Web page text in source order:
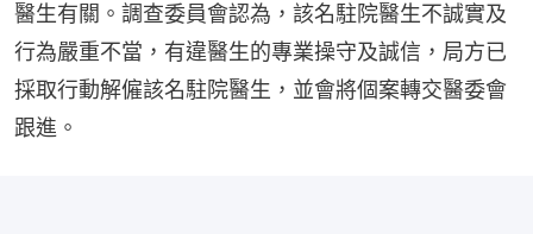
醫生有關。調查委員會認為，該名駐院醫生不誠實及
行為嚴重不當，有違醫生的專業操守及誠信，局方已
採取行動解僱該名駐院醫生，並會將個案轉交醫委會
跟進。